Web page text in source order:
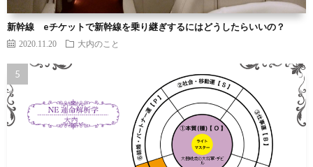
新幹線 eチケットで新幹線を乗り継ぎするにはどうしたらいいの？
2020.11.20 大内のこと